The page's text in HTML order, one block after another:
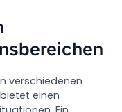
verschiedenen
einen